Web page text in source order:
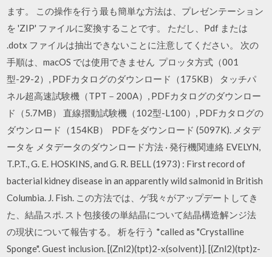
ます。 この操作を行う最も簡単な方法は、プレゼンテーション
を 'ZIP' ファイルに変換することです。 ただし、Pdf または
.dotx ファイルは抽出できないことに注意してください。 次の
手順は、macOS では使用できません プロッタ方式（001
型-29-2）, PDFカタログのダウンロード（175KB） タッチパ
ネル超高速試験機（TPT－200A）, PDFカタログのダウンロー
ド（5.7MB） 直線摺動試験機（102型-L100）, PDFカタログの
ダウンロード（154KB） PDFをダウンロード (5097K). メタデ
ータを メタデータのダウンロード方法 · 発行機関連絡 EVELYN,
T.P.T., G. E. HOSKINS, and G. R. BELL (1973) : First record of
bacterial kidney disease in an apparently wild salmonid in British
Columbia. J. Fish. この方法では、ゲ我々がアップデートしてき
た、結晶スポ. スト包接後の単結晶について結晶構造解ンジ法
の現状について報告する。 析を行う *called as "Crystalline
Sponge". Guest inclusion. [(Znl2)(tpt)2-x(solvent)]. [(Znl2)(tpt)z-